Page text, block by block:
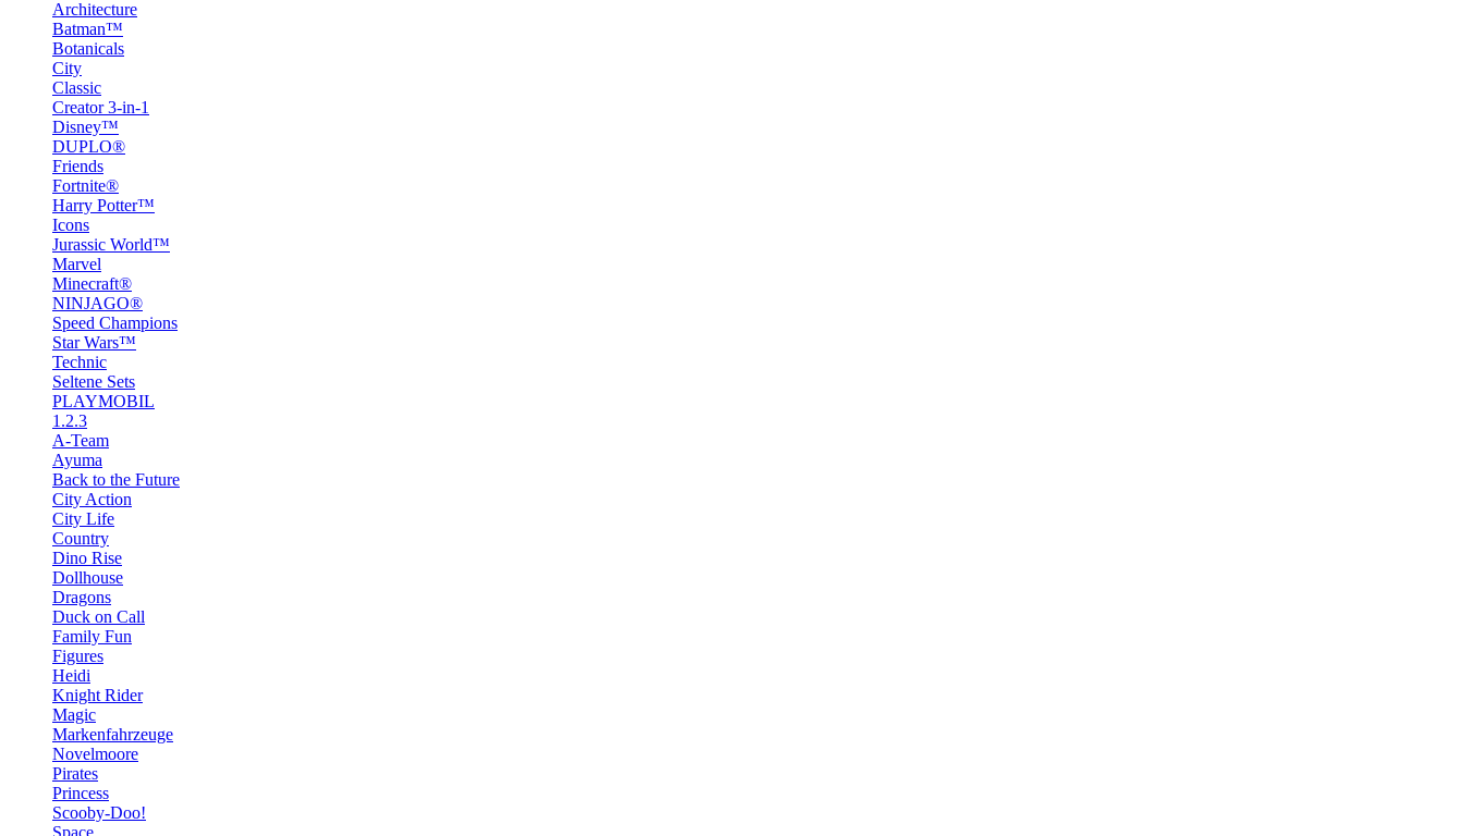
Architecture
Batman™
Botanicals
City
Classic
Creator 3-in-1
Disney™
DUPLO®
Friends
Fortnite®
Harry Potter™
Icons
Jurassic World™
Marvel
Minecraft®
NINJAGO®
Speed Champions
Star Wars™
Technic
Seltene Sets
PLAYMOBIL
1.2.3
A-Team
Ayuma
Back to the Future
City Action
City Life
Country
Dino Rise
Dollhouse
Dragons
Duck on Call
Family Fun
Figures
Heidi
Knight Rider
Magic
Markenfahrzeuge
Novelmoore
Pirates
Princess
Scooby-Doo!
Space